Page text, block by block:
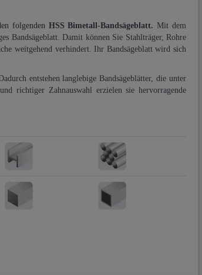
folgenden HSS Bimetall-Bandsägeblatt. Mit dem
Bandsägeblatt. Damit können Sie Stahlträger, Rohre
weitgehend verhindert. Ihr Bandsägeblatt wird sich
entstehen langlebige Bandsägeblätter, die unter
richtiger Zahnauswahl erzielen sie hervorragende